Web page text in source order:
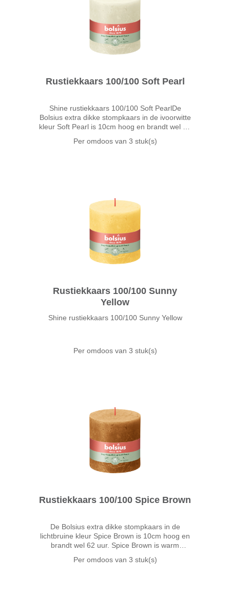
Rustiekkaars 100/100 Soft Pearl
Shine rustiekkaars 100/100 Soft PearlDe
Bolsius extra dikke stompkaars in de ivoorwitte
kleur Soft Pearl is 10cm hoog en brandt wel 62
geïnspireerd door de zachte tint van parels.
Per omdoos van 3 stuk(s)
Rustiekkaars 100/100 Sunny
Yellow
Shine rustiekkaars 100/100 Sunny Yellow
Per omdoos van 3 stuk(s)
Rustiekkaars 100/100 Spice Brown
De Bolsius extra dikke stompkaars in de
lichtbruine kleur Spice Brown is 10cm hoog en
brandt wel 62 uur. Spice Brown is warm
Combineer deze veelzijdige tint met
Per omdoos van 3 stuk(s)